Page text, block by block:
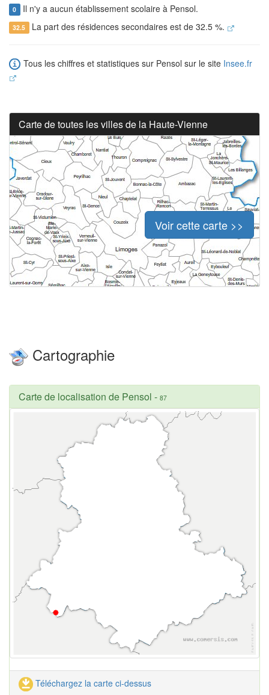
0 Il n'y a aucun établissement scolaire à Pensol.
32.5 La part des résidences secondaires est de 32.5 %.
Tous les chiffres et statistiques sur Pensol sur le site Insee.fr
Carte de toutes les villes de la Haute-Vienne
Voir cette carte >>
Cartographie
Carte de localisation de Pensol - 87
Téléchargez la carte ci-dessus